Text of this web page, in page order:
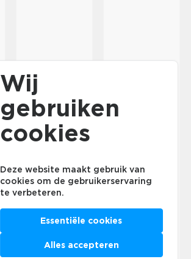
Wij
gebruiken
cookies
Deze website maakt gebruik van
cookies om de gebruikerservaring
te verbeteren.
Essentiële cookies
Alles accepteren